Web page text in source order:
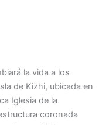
la vida a los
de Kizhi, ubicada en
Iglesia de la
coronada